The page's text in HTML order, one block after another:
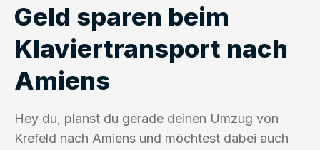
Geld sparen beim
Klaviertransport nach
Amiens
Hey du, planst du gerade deinen Umzug von
Krefeld nach Amiens und möchtest dabei auch